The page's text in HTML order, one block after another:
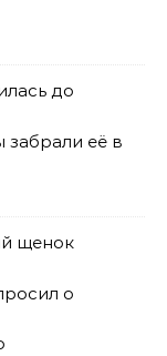
до
забрали её в
щенок
о